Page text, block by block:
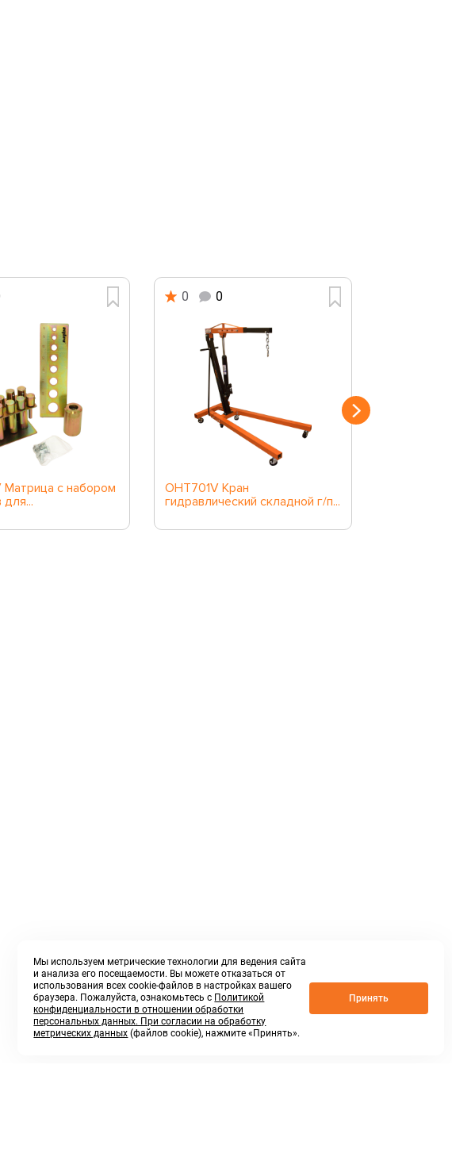
с набором
для...
0 0
OHT701V Кран
гидравлический складной г/п...
Мы используем метрические технологии для ведения сайта
и анализа его посещаемости. Вы можете отказаться от
использования всех cookie-файлов в настройках вашего
браузера. Пожалуйста, ознакомьтесь с Политикой
конфиденциальности в отношении обработки
персональных данных. При согласии на обработку
метрических данных (файлов cookie), нажмите «Принять».
Принять